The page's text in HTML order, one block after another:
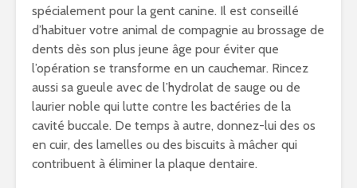
spécialement pour la gent canine. Il est conseillé
d’habituer votre animal de compagnie au brossage de
dents dès son plus jeune âge pour éviter que
l’opération se transforme en un cauchemar. Rincez
aussi sa gueule avec de l’hydrolat de sauge ou de
laurier noble qui lutte contre les bactéries de la
cavité buccale. De temps à autre, donnez-lui des os
en cuir, des lamelles ou des biscuits à mâcher qui
contribuent à éliminer la plaque dentaire.